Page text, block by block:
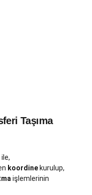
Taşıma
koordine kurulup,
işlemlerinin